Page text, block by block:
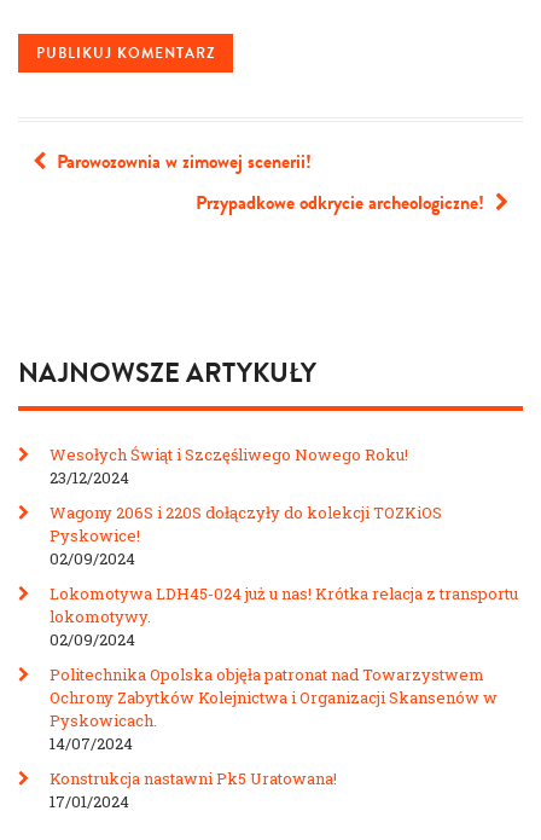
Parowozownia w zimowej scenerii!
Przypadkowe odkrycie archeologiczne!
NAJNOWSZE ARTYKUŁY
Wesołych Świąt i Szczęśliwego Nowego Roku!
23/12/2024
Wagony 206S i 220S dołączyły do kolekcji TOZKiOS
Pyskowice!
02/09/2024
Lokomotywa LDH45-024 już u nas! Krótka relacja z transportu
lokomotywy.
02/09/2024
Politechnika Opolska objęła patronat nad Towarzystwem
Ochrony Zabytków Kolejnictwa i Organizacji Skansenów w
Pyskowicach.
14/07/2024
Konstrukcja nastawni Pk5 Uratowana!
17/01/2024